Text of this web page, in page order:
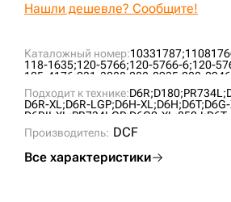
Каталожный номер:10331787;
118-1635;120-5766;120-5766-6;120-
125-4176;231-3088;288-0935;288-
6T0727;
76090855;7T4107;
B01060L0M00;CR4298;CR5478;
VB0106L0;VCR6089V;
Подходит к технике:D6R;D180;PR734L;
D6R-XL;D6R-LGP;D6H-XL;D6H;D6T;
D6RII-XL;PR734LGP;D6G2-XL;850J;
PR732L;
CASE2050M;
Производитель: DCF
Все характеристики
Нашли дешевле? Сообщите!